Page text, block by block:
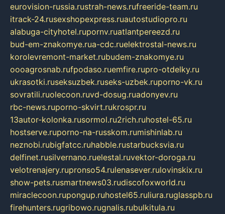
eurovision-russia.rustrah-news.rufreeride-team.ru
itrack-24.rusexshopexpress.ruautostudiopro.ru
alabuga-cityhotel.rupornv.ruatlantpereezd.ru
bud-em-znakomye.rua-cdc.ruelektrostal-news.ru
korolevremont-market.rubudem-znakomye.ru
oooagrosnab.rufpodaso.ruemfire.rupro-otdelky.ru
ukrasotki.ruseksuzbek.ruseks-uzbek.ruporno-vk.ru
sovratili.ruolecoon.ruvd-dosug.ruadonyev.ru
rbc-news.ruporno-skvirt.rukrospr.ru
13autor-kolonka.rusormol.ru2rich.ruhostel-65.ru
hostserve.ruporno-na-russkom.rumishinlab.ru
neznobi.rubigfatcc.ruhabble.rustarbucksvia.ru
delfinet.rusilvernano.ruelestal.ruvektor-doroga.ru
velotrenajery.rupronso54.rulenasever.rulovinskix.ru
show-pets.rusmartnews03.rudiscofoxworld.ru
miraclecoon.rupongup.ruhostel65.ruliura.ruglasspb.ru
firehunters.rugribowo.rugnalis.rubulkitula.ru